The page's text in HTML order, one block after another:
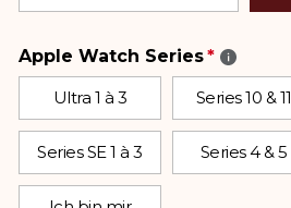
Apple Watch Series
Ultra 1 à 3
Series 10 & 11
Series SE 1 à 3 Series 4 & 5